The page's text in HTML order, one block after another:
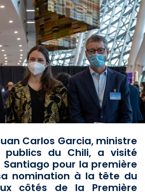
Carlos Garcia, ministre
publics du Chili, a visité
pour la première
nomination à la tête du
côtés de la Première